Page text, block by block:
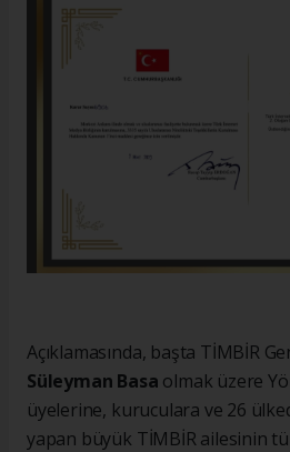
Açıklamasında, başta TİMBİR
Süleyman Basa olmak üzere
üyelerine, kuruculara ve 26
yapan büyük TİMBİR ailesinin